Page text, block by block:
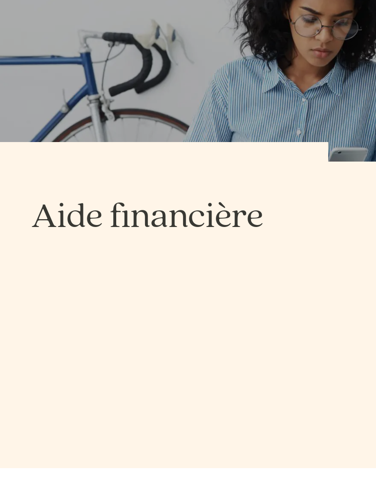
SCIENCES DE LA NATURE
SCIENCES HUMAINES − ÉDUCATION
SCIENCES HUMAINES –
ADMINISTRATION
SCIENCES DE LA NATURE
SCIENCES HUMAINES − ÉDUCATION
SCIENCES HUMAINES –
ADMINISTRATION
Aide financière